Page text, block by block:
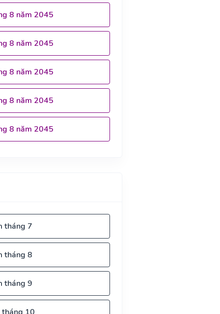
8 năm 2045
8 năm 2045
8 năm 2045
8 năm 2045
8 năm 2045
tháng 7
tháng 8
tháng 9
tháng 10